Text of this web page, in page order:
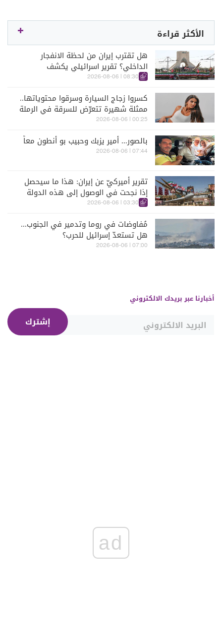
الأكثر قراءة
هل تقترب إيران من لحظة الانفجار
الداخلي؟ تقرير اسرائيلي يكشف
الكواليس
08:30 | 2026-08-06
كسروا زجاج السيارة وسرقوا محتوياتها..
ممثلة شهيرة تتعرّض للسرقة في الرملة
البيضاء (فيديو)
00:25 | 2026-08-06
بالصور... أمير يزبك وحبيب بو أنطون معاً
07:44 | 2026-08-06
تقرير أميركيّ عن إيران: هذا ما سيحصل
إذا نجحت في الوصول إلى هذه الدولة
الآسيويّة
03:30 | 2026-08-06
مُفاوضات في روما وتدمير في الجنوب...
هل تستعدّ إسرائيل للحرب؟
07:00 | 2026-08-06
أخبارنا عبر بريدك الالكتروني
إشترك
ad